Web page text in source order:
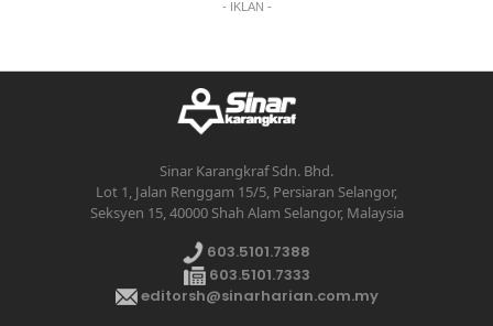
- IKLAN -
Sinar Karangkraf Sdn. Bhd.
Lot 1, Jalan Renggam 15/5, Persiaran Selangor,
Seksyen 15, 40000 Shah Alam Selangor, Malaysia
603.5101.7388
603.5101.7333
editorsh@sinarharian.com.my